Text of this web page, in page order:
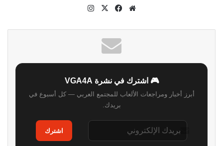
موقع
فيسبوك
‫X
🎮 اشترك في نشرة VGA4A
أبرز أخبار ومراجعات الألعاب للمجتمع العربي — كل أسبوع في
بريدك.
اشترك